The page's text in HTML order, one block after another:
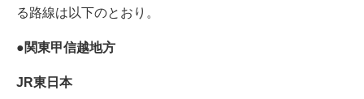
る路線は以下のとおり。
●関東甲信越地方
JR東日本